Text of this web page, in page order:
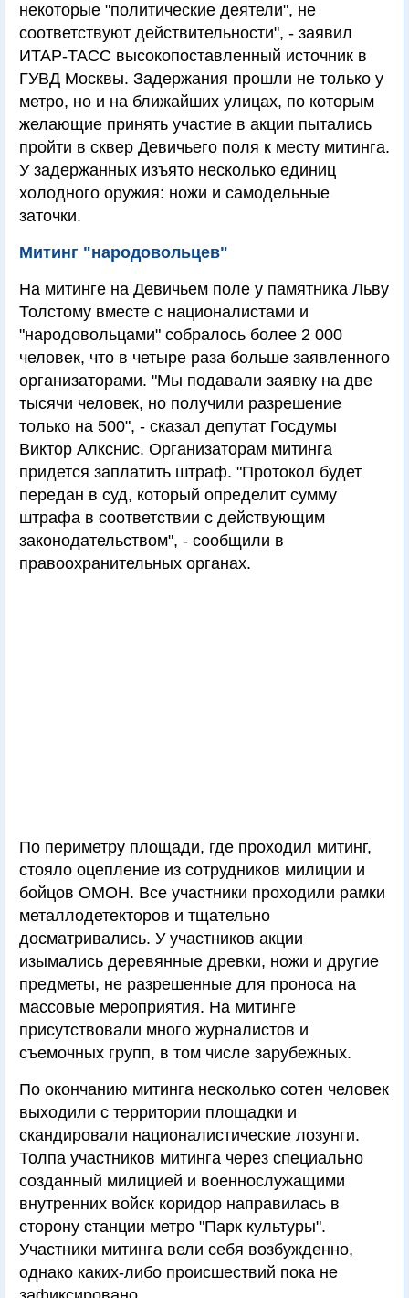
некоторые "политические деятели", не
соответствуют действительности", - заявил
ИТАР-ТАСС высокопоставленный источник в
ГУВД Москвы. Задержания прошли не только у
метро, но и на ближайших улицах, по которым
желающие принять участие в акции пытались
пройти в сквер Девичьего поля к месту митинга.
У задержанных изъято несколько единиц
холодного оружия: ножи и самодельные
заточки.
Митинг "народовольцев"
На митинге на Девичьем поле у памятника Льву
Толстому вместе с националистами и
"народовольцами" собралось более 2 000
человек, что в четыре раза больше заявленного
организаторами. "Мы подавали заявку на две
тысячи человек, но получили разрешение
только на 500", - сказал депутат Госдумы
Виктор Алкснис. Организаторам митинга
придется заплатить штраф. "Протокол будет
передан в суд, который определит сумму
штрафа в соответствии с действующим
законодательством", - сообщили в
правоохранительных органах.
По периметру площади, где проходил митинг,
стояло оцепление из сотрудников милиции и
бойцов ОМОН. Все участники проходили рамки
металлодетекторов и тщательно
досматривались. У участников акции
изымались деревянные древки, ножи и другие
предметы, не разрешенные для проноса на
массовые мероприятия. На митинге
присутствовали много журналистов и
съемочных групп, в том числе зарубежных.
По окончанию митинга несколько сотен человек
выходили с территории площадки и
скандировали националистические лозунги.
Толпа участников митинга через специально
созданный милицией и военнослужащими
внутренних войск коридор направилась в
сторону станции метро "Парк культуры".
Участники митинга вели себя возбужденно,
однако каких-либо происшествий пока не